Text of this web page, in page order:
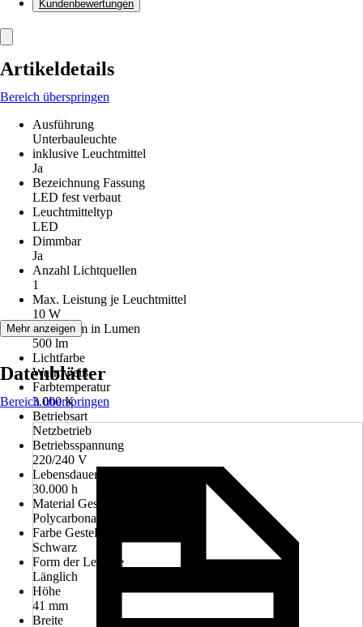
Kundenbewertungen
Artikeldetails
Bereich überspringen
Ausführung
Unterbauleuchte
inklusive Leuchtmittel
Ja
Bezeichnung Fassung
LED fest verbaut
Leuchtmitteltyp
LED
Dimmbar
Ja
Anzahl Lichtquellen
1
Max. Leistung je Leuchtmittel
10 W
Lichtstrom in Lumen
500 lm
Lichtfarbe
Warmweiß
Farbtemperatur
3.000 K
Betriebsart
Netzbetrieb
Betriebsspannung
220/240 V
Lebensdauer Leuchtmittel
30.000 h
Material Gestell
Polycarbonat
Farbe Gestell
Schwarz
Form der Leuchte
Länglich
Höhe
41 mm
Breite
Mehr anzeigen
Datenblätter
Bereich überspringen